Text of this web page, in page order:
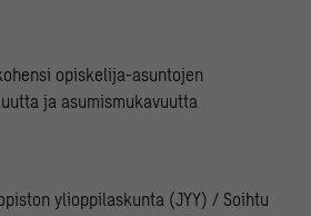
opiskelija-asuntojen
ja asumismukavuutta
ylioppilaskunta (JYY) / Soihtu